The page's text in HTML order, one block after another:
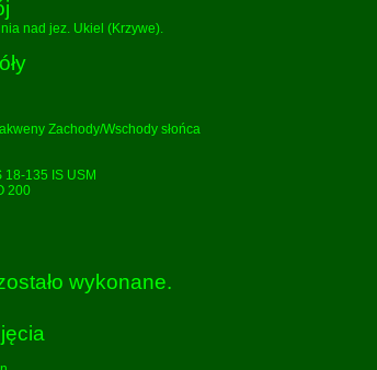
nad jez. Ukiel (Krzywe).
Zachody/Wschody słońca
18-135 IS USM
200
wykonane.